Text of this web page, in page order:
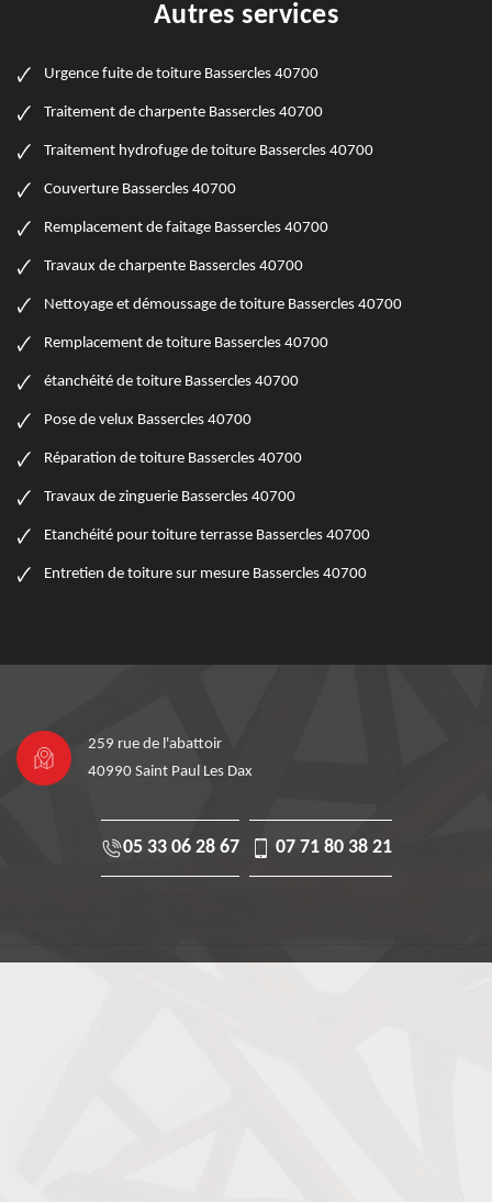
Autres services
Urgence fuite de toiture Bassercles 40700
Traitement de charpente Bassercles 40700
Traitement hydrofuge de toiture Bassercles 40700
Couverture Bassercles 40700
Remplacement de faitage Bassercles 40700
Travaux de charpente Bassercles 40700
Nettoyage et démoussage de toiture Bassercles 40700
Remplacement de toiture Bassercles 40700
étanchéité de toiture Bassercles 40700
Pose de velux Bassercles 40700
Réparation de toiture Bassercles 40700
Travaux de zinguerie Bassercles 40700
Etanchéité pour toiture terrasse Bassercles 40700
Entretien de toiture sur mesure Bassercles 40700
259 rue de l'abattoir
40990 Saint Paul Les Dax
05 33 06 28 67 07 71 80 38 21